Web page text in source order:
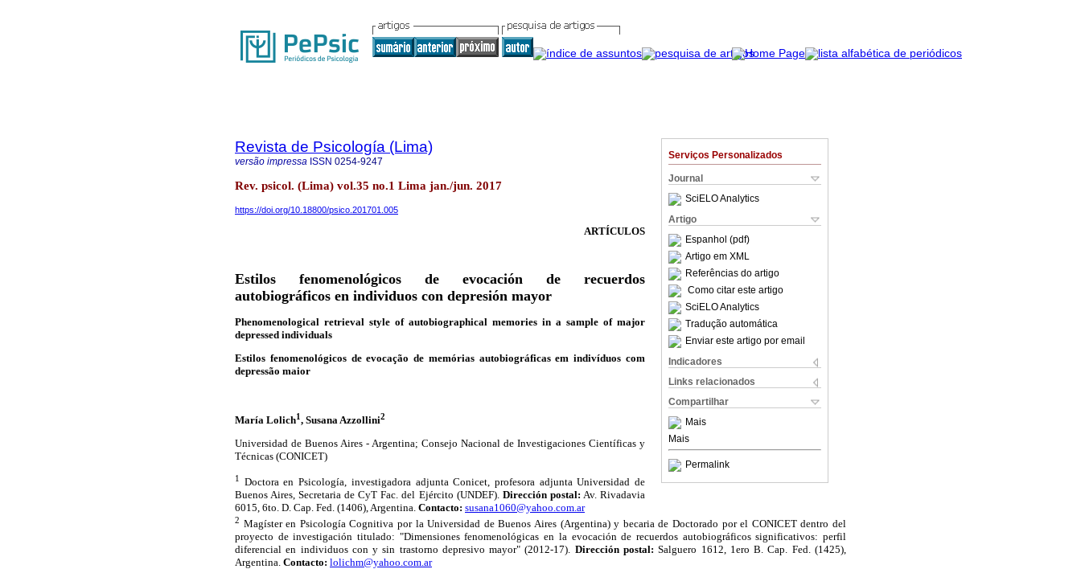
Serviços Personalizados
Journal
SciELO Analytics
Artigo
Espanhol (pdf)
Artigo em XML
Referências do artigo
Como citar este artigo
SciELO Analytics
Tradução automática
Enviar este artigo por email
Indicadores
Links relacionados
Compartilhar
Mais
Mais
Permalink
Revista de Psicología (Lima)
versão impressa ISSN 0254-9247
Rev. psicol. (Lima) vol.35 no.1 Lima jan./jun. 2017
https://doi.org/10.18800/psico.201701.005
ARTÍCULOS
Estilos fenomenológicos de evocación de recuerdos
autobiográficos en individuos con depresión mayor
Phenomenological retrieval style of autobiographical memories in a sample of major
depressed individuals
Estilos fenomenológicos de evocação de memórias autobiográficas em indivíduos com
depressão maior
María Lolich1, Susana Azzollini2
Universidad de Buenos Aires - Argentina; Consejo Nacional de Investigaciones Científicas y
Técnicas (CONICET)
1
Doctora en Psicología, investigadora adjunta Conicet, profesora adjunta Universidad de
Buenos Aires, Secretaria de CyT Fac. del Ejército (UNDEF). Dirección postal: Av. Rivadavia
6015, 6to. D. Cap. Fed. (1406), Argentina. Contacto: susana1060@yahoo.com.ar
2 Magíster en Psicología Cognitiva por la Universidad de Buenos Aires (Argentina) y becaria de Doctorado por el CONICET dentro del
proyecto de investigación titulado: "Dimensiones fenomenológicas en la evocación de recuerdos autobiográficos significativos: perfil
diferencial en individuos con y sin trastorno depresivo mayor" (2012-17). Dirección postal: Salguero 1612, 1ero B. Cap. Fed. (1425),
Argentina. Contacto: lolichm@yahoo.com.ar